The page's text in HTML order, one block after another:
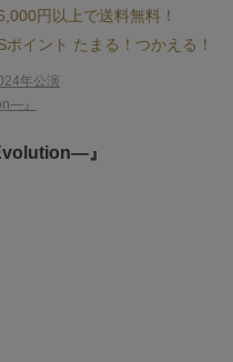
円以上で送料無料！
ポイント たまる！つかえる！
年公演
』
』